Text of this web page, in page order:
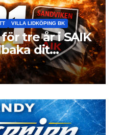
VILLA LIDKÖPING BK
tre år i SAIK
dit